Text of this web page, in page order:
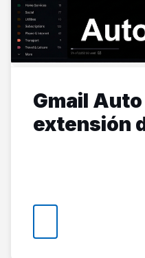
Gmail
extensión